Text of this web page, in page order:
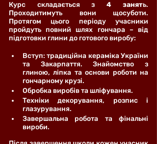
Курс складається з 4 занять.
Проходитимуть вони щосуботи.
Протягом цього періоду учасники
пройдуть повний шлях гончара – від
підготовки глини до готового виробу:
Вступ: традиційна кераміка України
та Закарпаття. Знайомство з
глиною, ліпка та основи роботи на
гончарному крузі.
Обробка виробів та шліфування.
Техніки декорування, розпис і
глазурування.
Завершальна робота та фінальні
вироби.